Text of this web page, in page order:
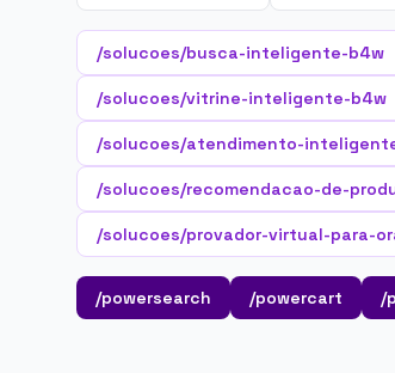
/solucoes/busca-inteligente-b4w
/solucoes/vitrine-inteligente-b4w
/solucoes/atendimento-
/solucoes/recomendacao-de-
/solucoes/provador-virtual-para-
/powersearch /powercart /